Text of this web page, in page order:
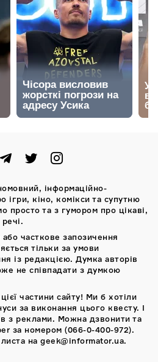
інформаційно-
ігри, кіно, комікси та супутню
просто та з гумором про цікаві,
часткове запозичення
тільки за умови
із редакцією. Думка авторів
не співпадати з думкою
частини сайту! Ми б хотіли
за виконання цього квесту. І
з реклами. Можна дзвонити та
за номером (066-0-400-972).
на geek@informator.ua.